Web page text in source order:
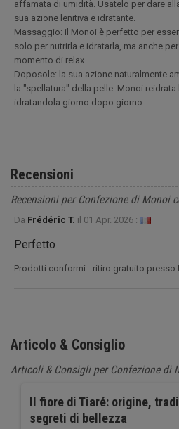
affamata di umidità. Usatelo per dare
sua azione lenitiva e idratante.
Massaggio: il Monoi è perfetto per
solo per nutrirla e idratarla, ma anche
momento di relax.
Doposole: la sua azione naturalmente
la "spellatura" della pelle. Monoi
idratandola giorno dopo giorno
Recensioni
Recensioni per Confezione di Monoi
Da Frédéric T. il 01 Apr. 2026 :
Perfetto
Prodotti conformi - ritiro gratuito presso
Articolo & Consiglio
Articoli & Consigli per Confezione di
Il fiore di Tiaré: origine,
segreti di bellezza